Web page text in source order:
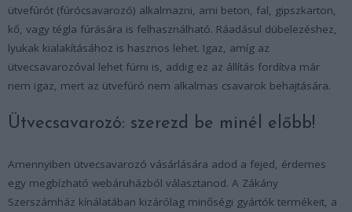
ütvefúrót (fúrócsavarozó) alkalmazni, ami beton, fal, gipszkarton,
kő, vagy tégla fúrására is felhasználható. Ráadásul dübelezéshez,
lyukak kialakításához is hasznos lehet. Igaz, amíg az
ütvecsavarozóval lehet fúrni is, addig ez az állítás fordítva már
nem igaz, mert az ütvefúró nem alkalmas csavarok behajtására.
Ütvecsavarozó: szerezd be minél előbb!
Amennyiben ütvecsavarozó vásárlására adod a fejed, érdemes
egy megbízható webáruházból választanod. A Zákány
Szerszámház kínálatában kizárólag minőségi gyártók termékeit, a